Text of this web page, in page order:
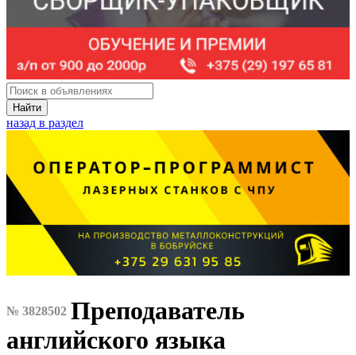
Найти
назад в раздел
№ 3828502 Преподаватель
английского языка